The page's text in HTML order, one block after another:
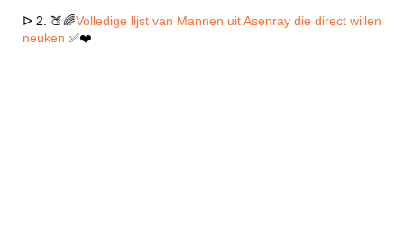
ᐅ 2. 🍑🌈Volledige lijst van Mannen uit Asenray die direct willen
neuken ✅❤️